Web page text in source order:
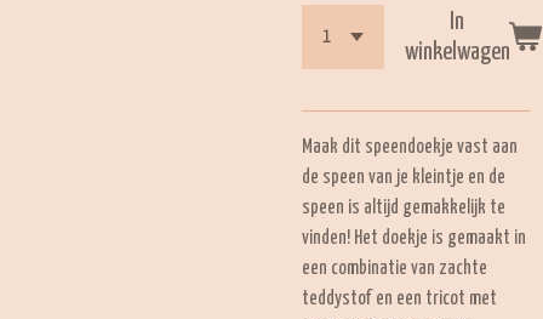
In
winkelwagen
Maak dit speendoekje vast aan
de speen van je kleintje en de
speen is altijd gemakkelijk te
vinden! Het doekje is gemaakt in
een combinatie van zachte
teddystof en een tricot met